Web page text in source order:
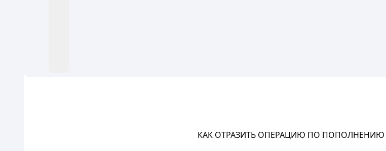
КАК ОТРАЗИТЬ ОПЕРАЦИЮ ПО ПОПОЛНЕНИЮ